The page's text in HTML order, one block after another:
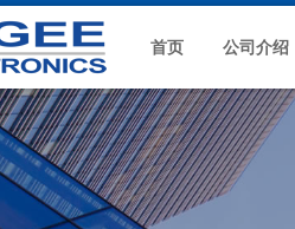
首页 公司介绍